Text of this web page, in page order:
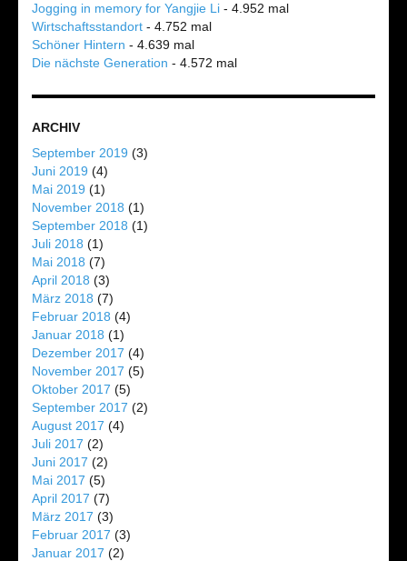
Jogging in memory for Yangjie Li - 4.952 mal
Wirtschaftsstandort - 4.752 mal
Schöner Hintern - 4.639 mal
Die nächste Generation - 4.572 mal
ARCHIV
September 2019 (3)
Juni 2019 (4)
Mai 2019 (1)
November 2018 (1)
September 2018 (1)
Juli 2018 (1)
Mai 2018 (7)
April 2018 (3)
März 2018 (7)
Februar 2018 (4)
Januar 2018 (1)
Dezember 2017 (4)
November 2017 (5)
Oktober 2017 (5)
September 2017 (2)
August 2017 (4)
Juli 2017 (2)
Juni 2017 (2)
Mai 2017 (5)
April 2017 (7)
März 2017 (3)
Februar 2017 (3)
Januar 2017 (2)